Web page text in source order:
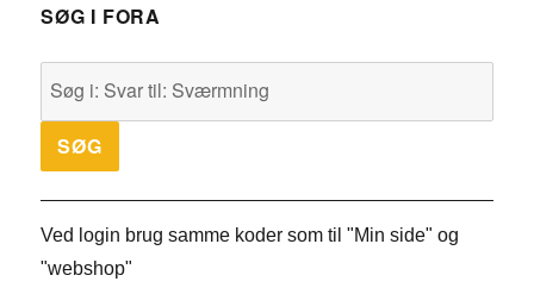
SØG I FORA
Ved login brug samme koder som til "Min side" og
"webshop"